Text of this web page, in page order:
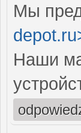
Мы
Наши